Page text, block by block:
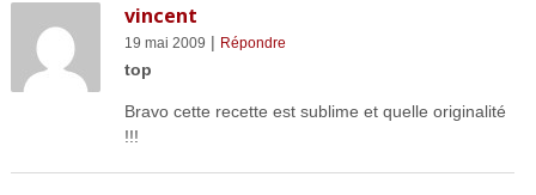
vincent
19 mai 2009 | Répondre
top
Bravo cette recette est sublime et quelle originalité
!!!